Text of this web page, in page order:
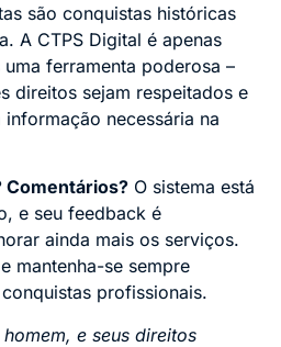
são conquistas históricas
A CTPS Digital é apenas
ferramenta poderosa –
direitos sejam respeitados e
necessária na
Comentários? O sistema está
e seu feedback é
ainda mais os serviços.
mantenha-se sempre
profissionais.
e seus direitos